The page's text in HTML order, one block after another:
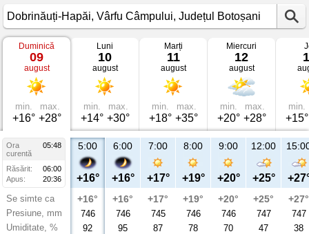
Vremea
Dobrinăuți-
Hapăi
Vârfu
Câmpului,
Județul
Botoșani
Duminică
09
august
min.
+16°
max.
+28°
Luni
10
august
min.
+14°
max.
+30°
Marți
11
august
min.
+18°
max.
+35°
Miercuri
12
august
min.
+20°
max.
+28°
min.
+15°
Ora
05:48
curentă
Răsărit:
06:00
Apus:
20:36
Se simte ca
Presiune, mm
Umiditate, %
5:00
+16°
+16°
746
92
6:00
+16°
+16°
746
95
7:00
+17°
+17°
745
87
8:00
+19°
+19°
746
78
9:00
+20°
+20°
746
70
12:00
+25°
+25°
747
47
+27°
747
38